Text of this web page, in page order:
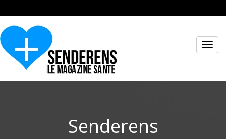
Senderens